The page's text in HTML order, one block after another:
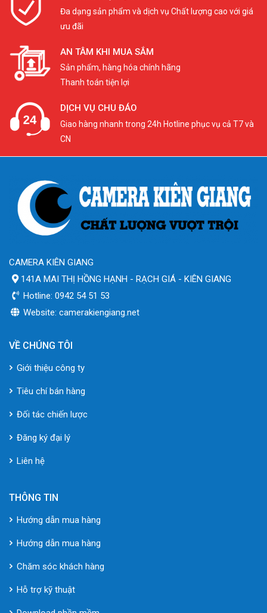
Đa dạng sản phẩm và dịch vụ Chất lượng cao với giá
ưu đãi
AN TÂM KHI MUA SẮM
Sản phẩm, hàng hóa chính hãng
Thanh toán tiện lợi
DỊCH VỤ CHU ĐÁO
Giao hàng nhanh trong 24h Hotline phục vụ cả T7 và
CN
CAMERA KIÊN GIANG
141A MAI THỊ HỒNG HẠNH - RẠCH GIÁ - KIÊN GIANG
Hotline: 0942 54 51 53
Website: camerakiengiang.net
VỀ CHÚNG TÔI
Giới thiệu công ty
Tiêu chí bán hàng
Đối tác chiến lược
Đăng ký đại lý
Liên hệ
THÔNG TIN
Hướng dẫn mua hàng
Hướng dẫn mua hàng
Chăm sóc khách hàng
Hỗ trợ kỹ thuật